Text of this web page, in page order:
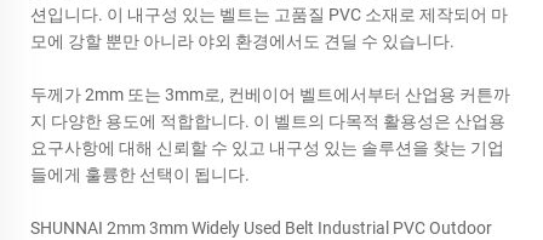
션입니다. 이 내구성 있는 벨트는 고품질 PVC 소재로 제작되어 마
모에 강할 뿐만 아니라 야외 환경에서도 견딜 수 있습니다.
두께가 2mm 또는 3mm로, 컨베이어 벨트에서부터 산업용 커튼까
지 다양한 용도에 적합합니다. 이 벨트의 다목적 활용성은 산업용
요구사항에 대해 신뢰할 수 있고 내구성 있는 솔루션을 찾는 기업
들에게 훌륭한 선택이 됩니다.
SHUNNAI 2mm 3mm Widely Used Belt Industrial PVC Outdoor